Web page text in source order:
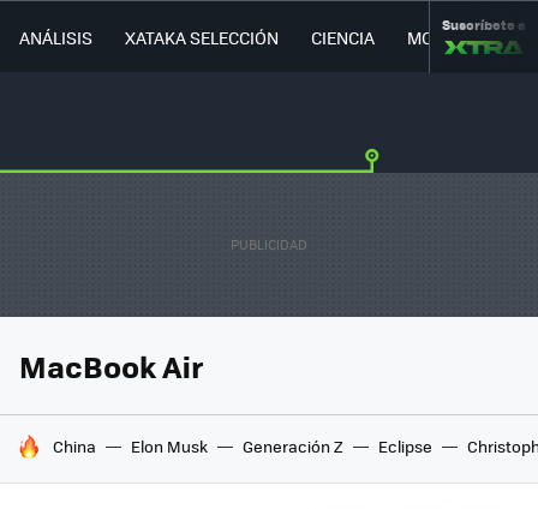
ANÁLISIS XATAKA SELECCIÓN CIENCIA MOVILIDAD
Suscríbete a
MacBook Air
HOY SE HABLA DE
China Elon Musk Generación Z Eclipse